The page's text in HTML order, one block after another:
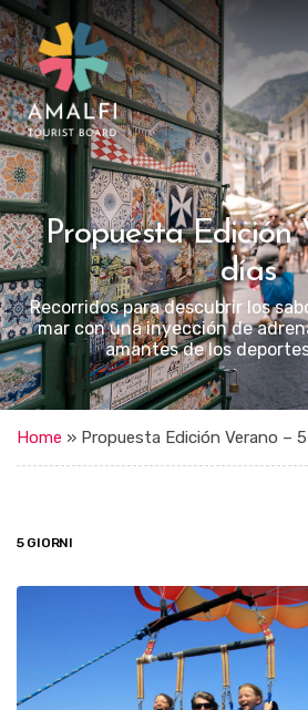
Propuesta Edición
días
Recorridos para descubrir los
mar con una inyección de
amantes de los
Home » Propuesta Edición Verano –
5 GIORNI